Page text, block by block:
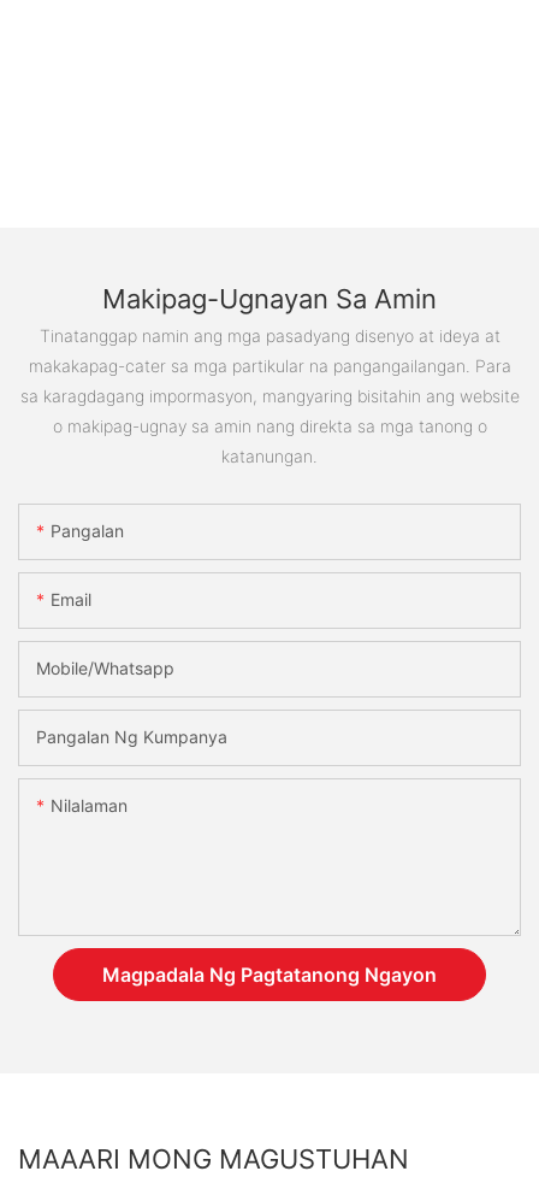
Makipag-Ugnayan Sa Amin
Tinatanggap namin ang mga pasadyang disenyo at ideya at
makakapag-cater sa mga partikular na pangangailangan. Para
sa karagdagang impormasyon, mangyaring bisitahin ang website
o makipag-ugnay sa amin nang direkta sa mga tanong o
katanungan.
Pangalan
Email
Mobile/Whatsapp
Pangalan Ng Kumpanya
Nilalaman
Magpadala Ng Pagtatanong Ngayon
MAAARI MONG MAGUSTUHAN